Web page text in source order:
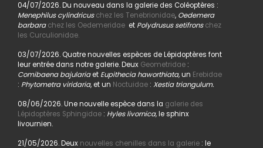
04/07/2026. Du nouveau dans la galerie des Coléoptères :
Menephilus cylindricus chez les Tenebrionidae,Oedemera
barbara chez les Oedemeridaeet Polydrusus setifrons chez
les Curculionidae.
03/07/2026. Quatre nouvelles espèces de Lépidoptères font
leur entrée dans notre galerie. Deux Geometridae:
Comibaena bajulariaet Eupithecia haworthiata,un Erebidae
: Phytometra viridaria, et un Noctuidae: Xestia triangulum.
08/06/2026. Une nouvelle espèce dans la galerie des
Lépidoptères Sphingidae: Hyles livornica,le sphinx
livournien.
21/05/2026. Deux nouvelles chenilles dans la galerie : le